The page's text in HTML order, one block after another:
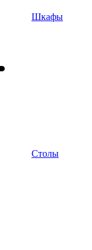
Шкафы
Столы